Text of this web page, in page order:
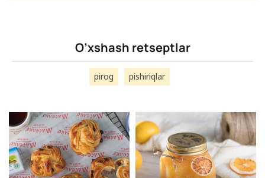
O’xshash retseptlar
pirog pishiriqlar